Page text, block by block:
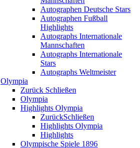
Autographen Deutsche Stars
Autographen Fußball
Highlights
Autographs Internationale
Mannschaften
Autographs Internationale
Stars
Autographs Weltmeister
Olympia
Zurück Schließen
Olympia
Highlights Olympia
ZurückSchließen
Highlights Olympia
Highlights
Olympische Spiele 1896